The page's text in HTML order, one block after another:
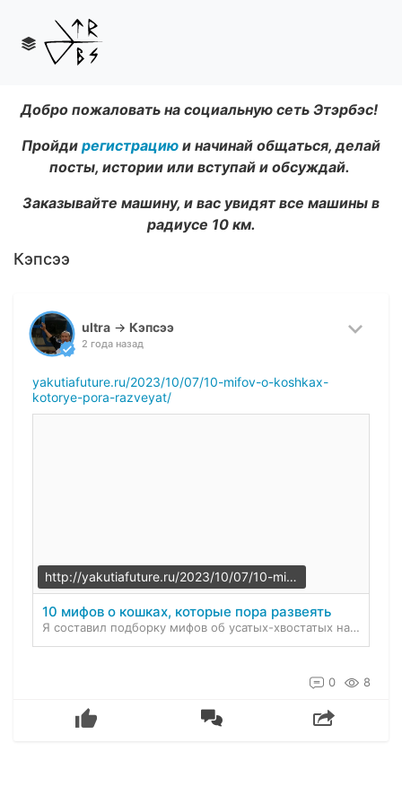
Добро пожаловать на социальную сеть Этэрбэс!
Пройди регистрацию и начинай общаться, делай
посты, истории или вступай и обсуждай.
Заказывайте машину, и вас увидят все машины в
радиусе 10 км.
Кэпсээ
ultra → Кэпсээ
2 года назад
yakutiafuture.ru/2023/10/07/10-mifov-o-koshkax-
kotorye-pora-razveyat/
http://yakutiafuture.ru/2023/10/07/10-mifov-o-koshkax-kotorye-pora-razveyat/
10 мифов о кошках, которые пора развеять
Я составил подборку мифов об усатых-хвостатых наших любимчиках. Некоторые из этих мифов — просто глупые, а некоторые — могут даже быть опасны. Берегите ваших пушистых друзей! 1. Кошки лечат себя са…
0 8